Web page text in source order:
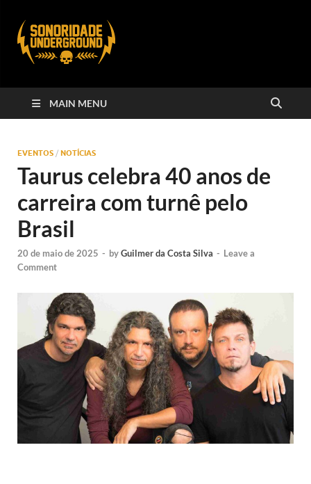
MAIN MENU
EVENTOS / NOTÍCIAS
Taurus celebra 40 anos de
carreira com turnê pelo
Brasil
20 de maio de 2025 - byGuilmer da Costa Silva - Leave a
Comment